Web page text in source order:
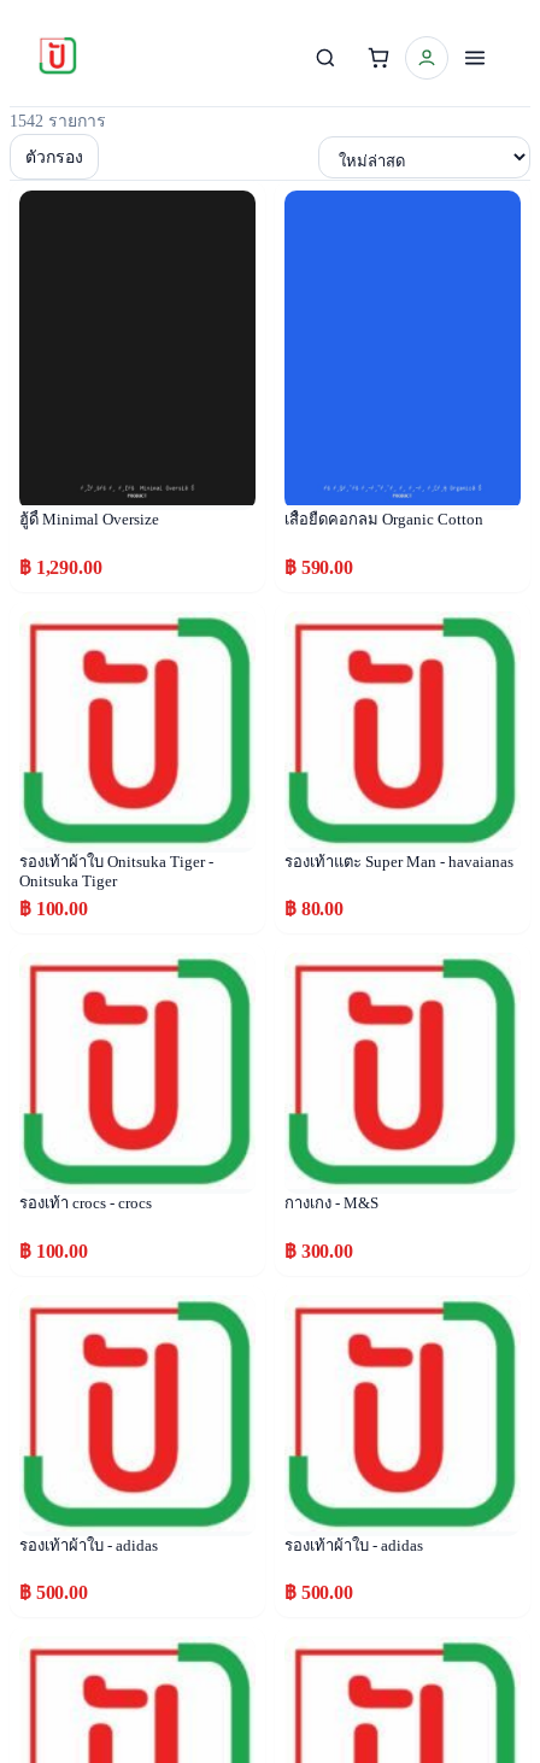
1542 รายการ
ตัวกรอง เรียงตาม
ฮู้ดี้ Minimal Oversize
฿ 1,290.00
เสื้อยืดคอกลม Organic Cotton
฿ 590.00
Popular
รองเท้าผ้าใบ Onitsuka Tiger -
Onitsuka Tiger
฿ 100.00
Popular
รองเท้าแตะ Super Man - havaianas
฿ 80.00
Popular
รองเท้า crocs - crocs
฿ 100.00
Popular
กางเกง - M&S
฿ 300.00
Popular
รองเท้าผ้าใบ - adidas
฿ 500.00
Popular
รองเท้าผ้าใบ - adidas
฿ 500.00
Popular Popular